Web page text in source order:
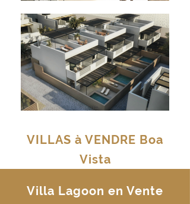
VILLAS à VENDRE Boa
Vista
Villa Lagoon en Vente